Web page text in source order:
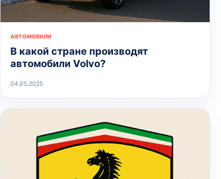
АВТОМОБИЛИ
В какой стране производят
автомобили Volvo?
04.05.2025